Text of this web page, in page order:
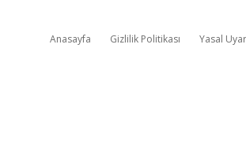
Anasayfa Gizlilik Politikası Yasal